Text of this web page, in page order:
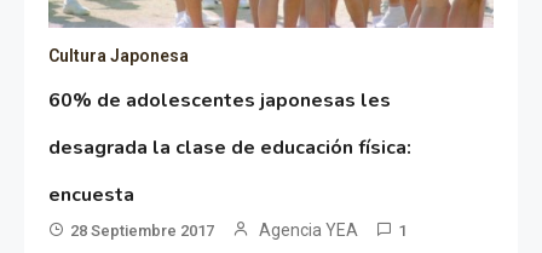
Cultura Japonesa
60% de adolescentes japonesas les
desagrada la clase de educación física:
encuesta
28 Septiembre 2017 Agencia YEA 1